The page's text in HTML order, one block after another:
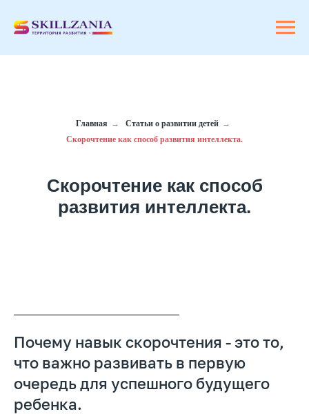
Главная → Статьи о развитии детей →
Скорочтение как способ развития интеллекта.
Скорочтение как способ
развития интеллекта.
Почему навык скорочтения - это то,
что важно развивать в первую
очередь для успешного будущего
ребенка.